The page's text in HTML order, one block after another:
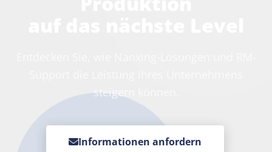
steigern können.
Informationen anfordern